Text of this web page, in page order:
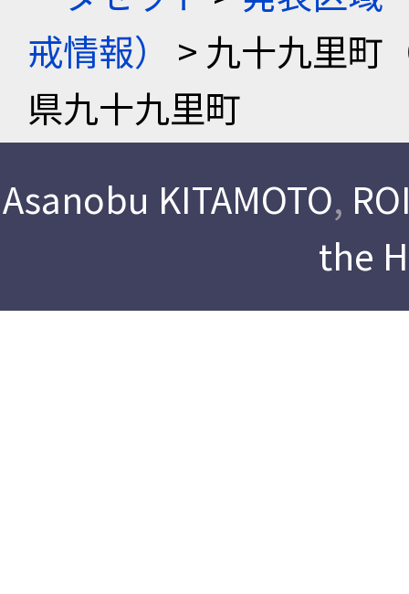
戒情報）
> 九十九里町
県九十九里町
Asanobu KITAMOTO,
the